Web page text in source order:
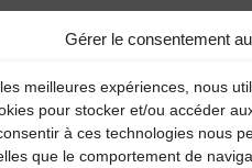
Gérer le consentement
meilleures expériences, nous
pour stocker et/ou accéder
à ces technologies nous
que le comportement de